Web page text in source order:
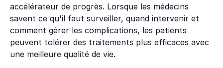
accélérateur de progrès. Lorsque les médecins
savent ce qu'il faut surveiller, quand intervenir et
comment gérer les complications, les patients
peuvent tolérer des traitements plus efficaces avec
une meilleure qualité de vie.